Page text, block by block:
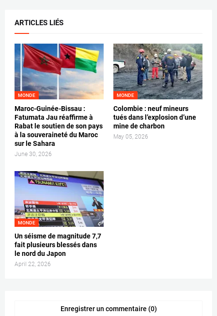
ARTICLES LIÉS
MONDE
Maroc-Guinée-Bissau :
Fatumata Jau réaffirme à
Rabat le soutien de son pays
à la souveraineté du Maroc
sur le Sahara
June 30, 2026
MONDE
Colombie : neuf mineurs
tués dans l’explosion d’une
mine de charbon
May 05, 2026
MONDE
Un séisme de magnitude 7,7
fait plusieurs blessés dans
le nord du Japon
April 22, 2026
Enregistrer un commentaire (0)